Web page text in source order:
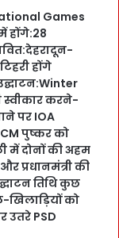
Games
होंगे:28
होंगे
स्वीकार करने-
पर IOA
पुष्कर को
में दोनों की अहम
प्रधानमंत्री की
तिथि कुछ
को
उतरे PSD